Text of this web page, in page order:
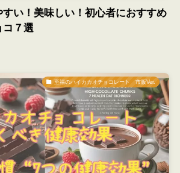
い！美味しい！初心者におすすめ
コ７選
至福のハイカカオチョコレート 市販Ver.